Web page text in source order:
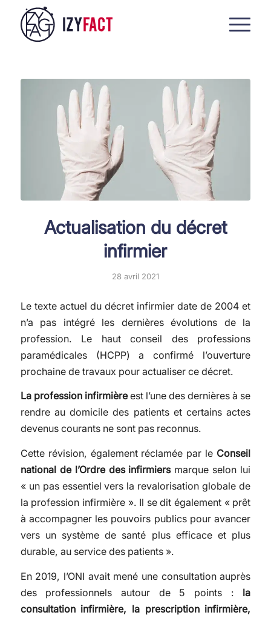
Actualisation du décret
infirmier
28 avril 2021
Le texte actuel du décret infirmier date de 2004 et
n’a pas intégré les dernières évolutions de la
profession. Le haut conseil des professions
paramédicales (HCPP) a confirmé l’ouverture
prochaine de travaux pour actualiser ce décret.
La profession infirmièreest l’une des dernières à se
rendre au domicile des patients et certains actes
devenus courants ne sont pas reconnus.
Cette révision, également réclamée par le Conseil
national de l’Ordre des infirmiersmarque selon lui
« un pas essentiel vers la revalorisation globale de
la profession infirmière ». Il se dit également « prêt
à accompagner les pouvoirs publics pour avancer
vers un système de santé plus efficace et plus
durable, au service des patients ».
En 2019, l’ONI avait mené une consultation auprès
des professionnels autour de 5 points : la
consultation infirmière, la prescription infirmière,